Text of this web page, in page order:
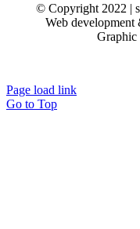
© Copyright 2022 |
Web development
Graphic
Page load link
Go to Top